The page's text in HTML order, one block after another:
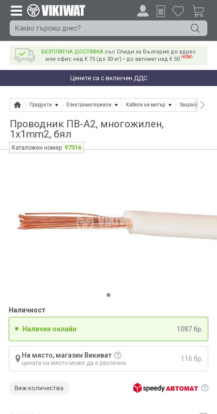
БЕЗПЛАТНА ДОСТАВКА със Спиди за България до адрес
или офис над € 75 (до 30 кг) • до автомат над € 50 НОВО
Цените са с включен ДДС
Продукти Електроматериали Кабели на метър Захранващи
Проводник ПВ-А2, многожилен,
1x1mm2, бял
Наличност
Наличен онлайн 1087 бр.
На място, магазин Викиват
цената на място може да е различна
116 бр.
Виж количества
Каталожен номер: 97316